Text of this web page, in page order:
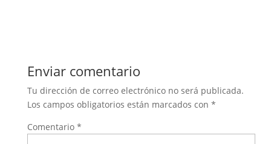
Enviar comentario
Tu dirección de correo electrónico no será publicada.
Los campos obligatorios están marcados con *
Comentario *